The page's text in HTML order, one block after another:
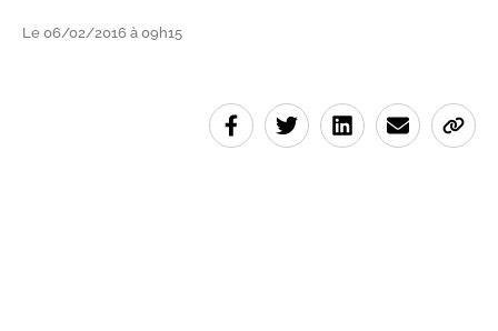
Le 06/02/2016 à 09h15